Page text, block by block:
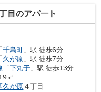
目のアパート
「千鳥町 」駅 徒歩6分
「久が原 」駅 徒歩7分
「下丸子 」駅 徒歩13分
㎡
久が原４丁目